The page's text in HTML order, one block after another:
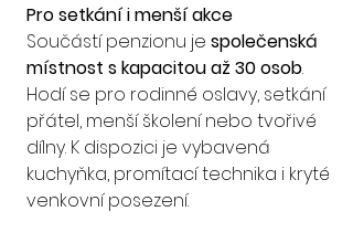
Pro setkání i menší akce
Součástí penzionu je společenská
místnost s kapacitou až 30 osob.
Hodí se pro rodinné oslavy, setkání
přátel, menší školení nebo tvořivé
dílny. K dispozici je vybavená
kuchyňka, promítací technika i kryté
venkovní posezení.